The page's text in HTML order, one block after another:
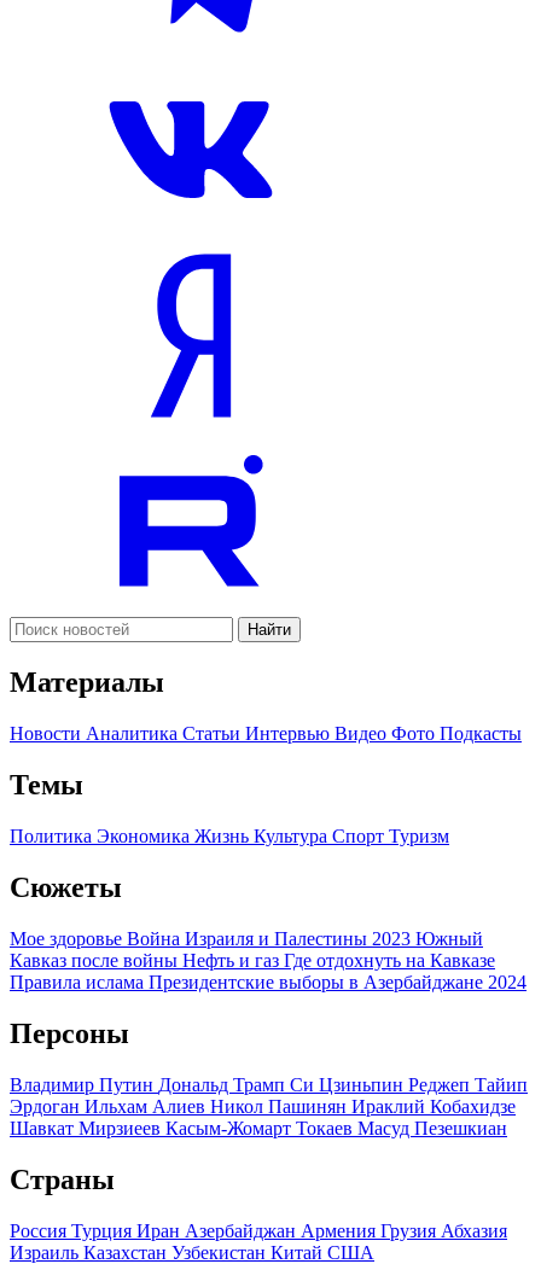
Найти
Материалы
Новости Аналитика Статьи Интервью Видео Фото Подкасты
Темы
Политика Экономика Жизнь Культура Спорт Туризм
Сюжеты
Мое здоровье Война Израиля и Палестины 2023 Южный
Кавказ после войны Нефть и газ Где отдохнуть на Кавказе
Правила ислама Президентские выборы в Азербайджане 2024
Персоны
Владимир Путин Дональд Трамп Си Цзиньпин Реджеп Тайип
Эрдоган Ильхам Алиев Никол Пашинян Ираклий Кобахидзе
Шавкат Мирзиеев Касым-Жомарт Токаев Масуд Пезешкиан
Страны
Россия Турция Иран Азербайджан Армения Грузия Абхазия
Израиль Казахстан Узбекистан Китай США